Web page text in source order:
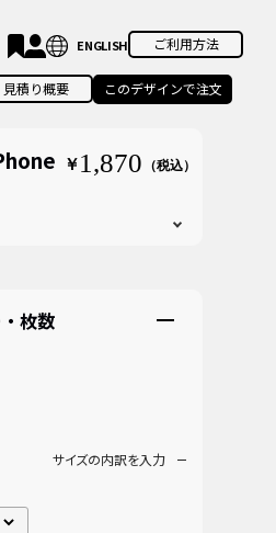
ご利用方法
見積り概要 このデザインで注文
￥1,870 （税込）
枚数
サイズの内訳を入力